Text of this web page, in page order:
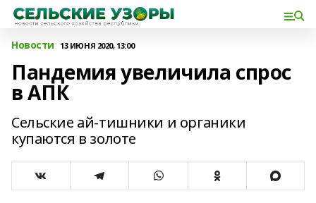
Новости 13 ИЮНЯ 2020, 13:00
Пандемия увеличила спрос
в АПК
Сельские ай-тишники и органики
купаются в золоте